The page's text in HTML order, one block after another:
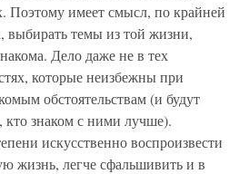
Поэтому имеет смысл, по крайней
выбирать темы из той жизни,
Дело даже не в тех
которые неизбежны при
обстоятельствам (и будут
знаком с ними лучше).
искусственно воспроизвести
жизнь, легче сфальшивить и в